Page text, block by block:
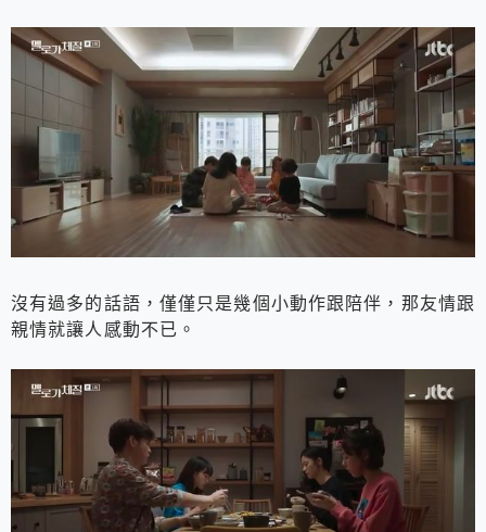
沒有過多的話語，僅僅只是幾個小動作跟陪伴，那友情跟
親情就讓人感動不已。